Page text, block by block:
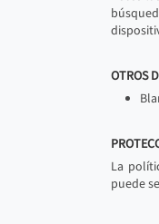
OTROS
La
puede